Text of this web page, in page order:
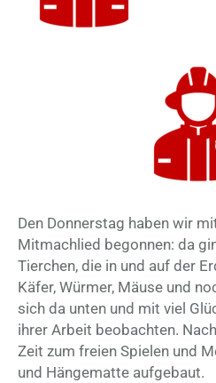
Den Donnerstag haben wir
Mitmachlied begonnen: da
Tierchen, die in und auf der
Käfer, Würmer, Mäuse und
sich da unten und mit viel
ihrer Arbeit beobachten.
Zeit zum freien Spielen und
und Hängematte aufgebaut.